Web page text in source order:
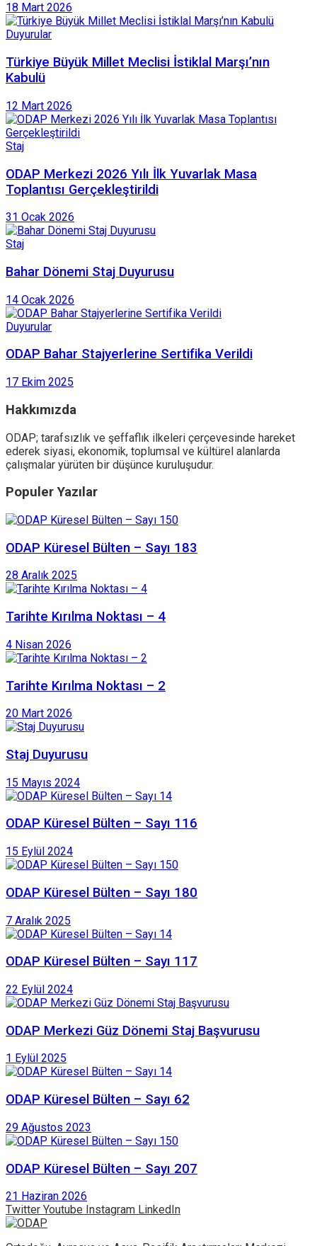
18 Mart 2026
Duyurular
Türkiye Büyük Millet Meclisi İstiklal Marşı’nın
Kabulü
12 Mart 2026
Staj
ODAP Merkezi 2026 Yılı İlk Yuvarlak Masa
Toplantısı Gerçekleştirildi
31 Ocak 2026
Staj
Bahar Dönemi Staj Duyurusu
14 Ocak 2026
Duyurular
ODAP Bahar Stajyerlerine Sertifika Verildi
17 Ekim 2025
Hakkımızda
ODAP; tarafsızlık ve şeffaflık ilkeleri çerçevesinde hareket
ederek siyasi, ekonomik, toplumsal ve kültürel alanlarda
çalışmalar yürüten bir düşünce kuruluşudur.
Populer Yazılar
ODAP Küresel Bülten – Sayı 183
28 Aralık 2025
Tarihte Kırılma Noktası – 4
4 Nisan 2026
Tarihte Kırılma Noktası – 2
20 Mart 2026
Staj Duyurusu
15 Mayıs 2024
ODAP Küresel Bülten – Sayı 116
15 Eylül 2024
ODAP Küresel Bülten – Sayı 180
7 Aralık 2025
ODAP Küresel Bülten – Sayı 117
22 Eylül 2024
ODAP Merkezi Güz Dönemi Staj Başvurusu
1 Eylül 2025
ODAP Küresel Bülten – Sayı 62
29 Ağustos 2023
ODAP Küresel Bülten – Sayı 207
21 Haziran 2026
Twitter Youtube Instagram LinkedIn